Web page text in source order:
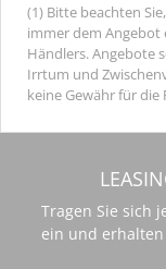
(1) Bitte beachten
immer dem Angebot
Händlers. Angebote
Irrtum und
keine Gewähr für
Tragen Sie sich
ein und erhalten